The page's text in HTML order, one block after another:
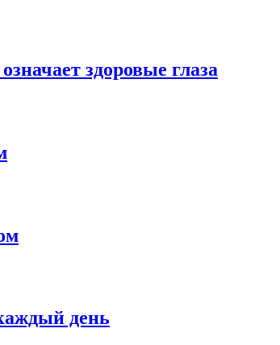
здоровые глаза
день